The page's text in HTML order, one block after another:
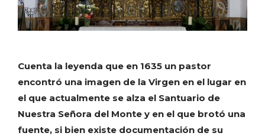
Cuenta la leyenda que en 1635 un pastor
encontró una imagen de la Virgen en el lugar en
el que actualmente se alza el Santuario de
Nuestra Señora del Monte y en el que brotó una
fuente, si bien existe documentación de su